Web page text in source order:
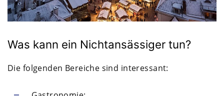
Was kann ein Nichtansässiger tun?
Die folgenden Bereiche sind interessant: